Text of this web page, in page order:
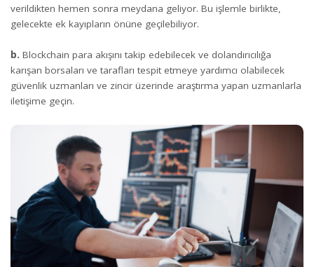
verildikten hemen sonra meydana geliyor. Bu işlemle birlikte,
gelecekte ek kayıpların önüne geçilebiliyor.
b. Blockchain para akışını takip edebilecek ve dolandırıcılığa
karışan borsaları ve tarafları tespit etmeye yardımcı olabilecek
güvenlik uzmanları ve zincir üzerinde araştırma yapan uzmanlarla
iletişime geçin.